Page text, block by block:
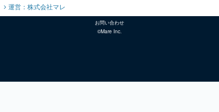
運営：株式会社マレ
お問い合わせ
©Mare Inc.